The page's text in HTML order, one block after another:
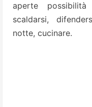
aperte
scaldarsi,
notte, cucinare.